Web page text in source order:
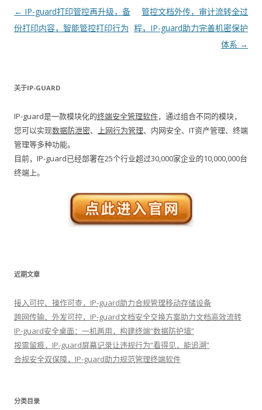
文章导航
← IP-guard打印管控再升级，备
份打印内容，智能管控打印行为
管控文档外传，审计流转全过
程，IP-guard助力完善机密保护
体系 →
关于IP-GUARD
IP-guard是一款模块化的终端安全管理软件，通过组合不同的模块，
您可以实现数据防泄密、 上网行为管理、内网安全、IT资产管理、终端
管理等多种功能。
目前，IP-guard已经部署在25个行业超过30,000家企业的10,000,000台
终端上。
近期文章
接入可控、操作可查，IP-guard助力合规管理移动存储设备
跨网传输、外发可控，IP-guard文档安全交换方案助力文档高效流转
IP-guard安全桌面：一机两用，构建终端“数据防护墙”
按需留痕，IP-guard屏幕记录让违规行为“看得见，能追溯”
合规安全双保障，IP-guard助力规范管理终端软件
分类目录